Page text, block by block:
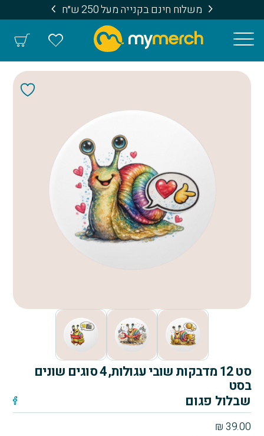
משלוח חינם בקנייה מעל 250 ש״ח
סט 12 מדבקות שובי עגולות, 4 סוגים שונים
בסט
שבלול פגום
₪39.00